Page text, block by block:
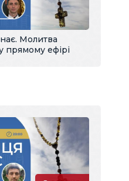
Молитва
прямому ефірі